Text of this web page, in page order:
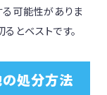
可能性がありま
とベストです。
の処分方法